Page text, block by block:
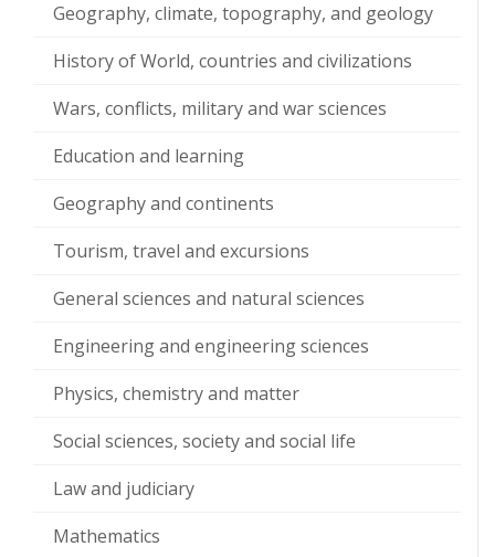
Geography, climate, topography, and geology
History of World, countries and civilizations
Wars, conflicts, military and war sciences
Education and learning
Geography and continents
Tourism, travel and excursions
General sciences and natural sciences
Engineering and engineering sciences
Physics, chemistry and matter
Social sciences, society and social life
Law and judiciary
Mathematics